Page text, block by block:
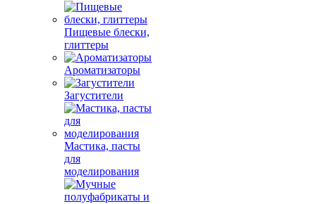
Пищевые блески,
глиттеры
Ароматизаторы
Загустители
Мастика, пасты
для
моделирования